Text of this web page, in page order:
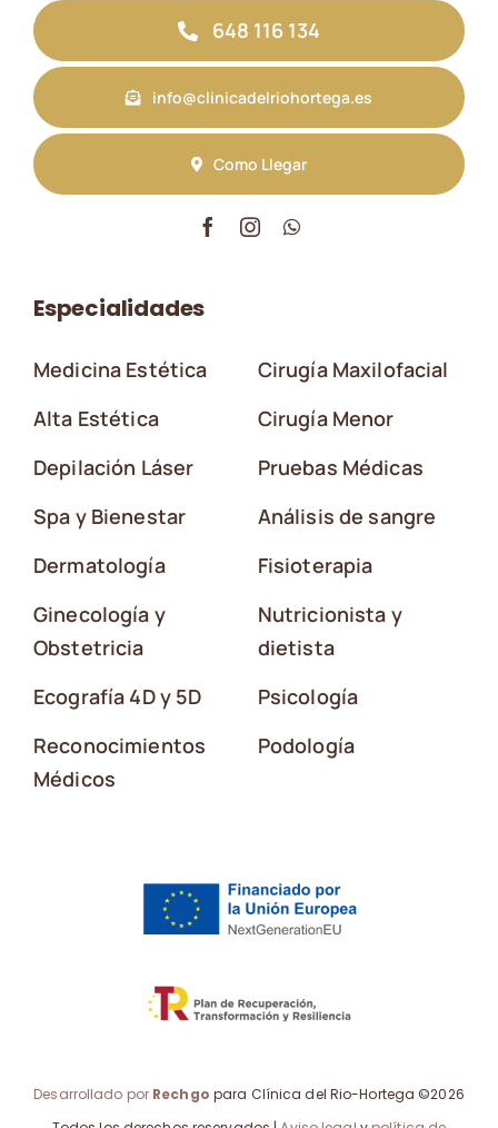
648 116 134
info@clinicadelriohortega.es
Como Llegar
Especialidades
Medicina Estética
Alta Estética
Depilación Láser
Spa y Bienestar
Dermatología
Ginecología y
Obstetricia
Ecografía 4D y 5D
Reconocimientos
Médicos
Cirugía Maxilofacial
Cirugía Menor
Pruebas Médicas
Análisis de sangre
Fisioterapia
Nutricionista y
dietista
Psicología
Podología
Desarrollado por Rechgo para Clínica del Rio-Hortega ©2026